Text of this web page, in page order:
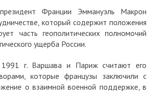
Франции Эммануэль Макрон
который содержит положения
часть геополитических полномочий
ущерба России.
г. Варшава и Париж считают его
которые французы заключили с
о взаимной военной поддержке, в